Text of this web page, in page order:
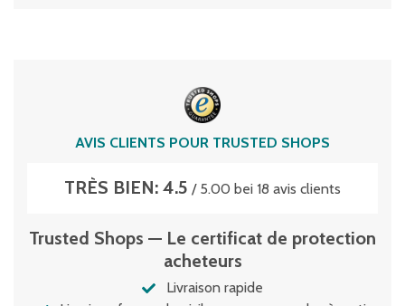
AVIS CLIENTS POUR TRUSTED SHOPS
TRÈS BIEN: 4.5 / 5.00 bei 18 avis clients
Trusted Shops — Le certificat de protection
acheteurs
Livraison rapide